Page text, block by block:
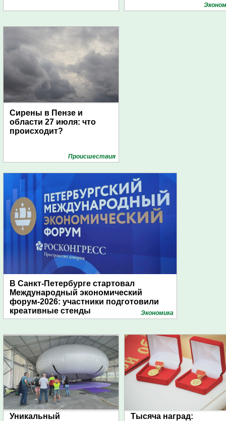
поселений с помощью
Сирены в Пензе и
области 27 июля: что
происходит?
Проиcшествия
В Санкт-Петербурге стартовал
Международный экономический
форум-2026: участники подготовили
креативные стенды
Экономика
Уникальный
Тысяча наград: